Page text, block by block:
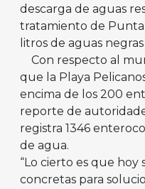
descarga de aguas
tratamiento de Punta
litros de aguas
Con respecto al
que la Playa
encima de los 200
reporte de
registra 1346
de agua.
“Lo cierto es que hoy
concretas para